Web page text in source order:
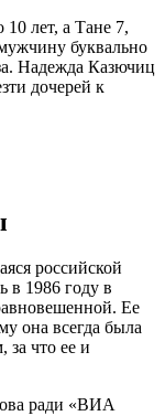
лет, а Тане 7,
буквально
Надежда Казючиц
дочерей к
российской
в 1986 году в
Ее
она всегда была
за что ее и
ради «ВИА